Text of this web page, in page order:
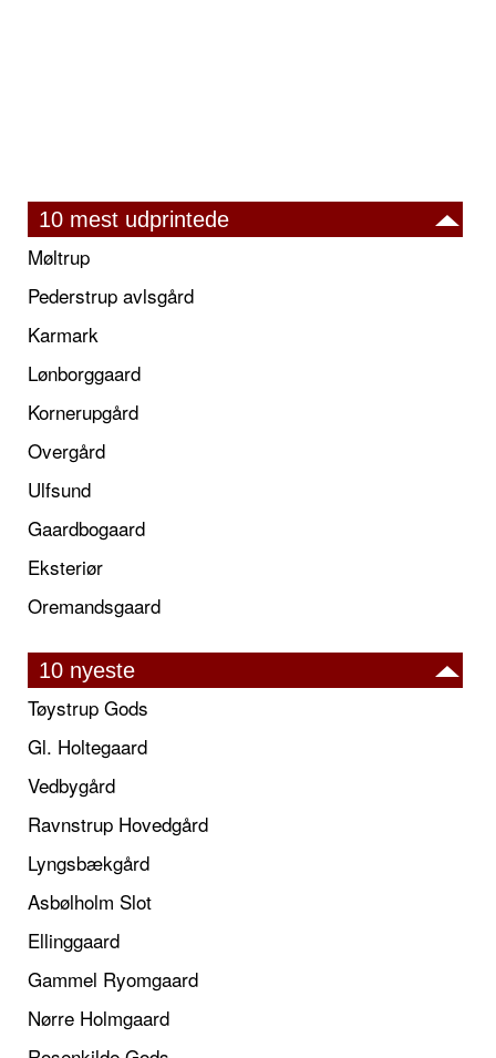
10 mest udprintede
Møltrup
Pederstrup avlsgård
Karmark
Lønborggaard
Kornerupgård
Overgård
Ulfsund
Gaardbogaard
Eksteriør
Oremandsgaard
10 nyeste
Tøystrup Gods
Gl. Holtegaard
Vedbygård
Ravnstrup Hovedgård
Lyngsbækgård
Asbølholm Slot
Ellinggaard
Gammel Ryomgaard
Nørre Holmgaard